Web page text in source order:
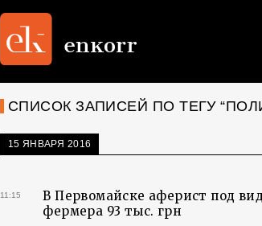
СПИСОК ЗАПИСЕЙ ПО ТЕГУ
15 ЯНВАРЯ 2016
11:15
В Первомайске аферист под
фермера 93 тыс. грн